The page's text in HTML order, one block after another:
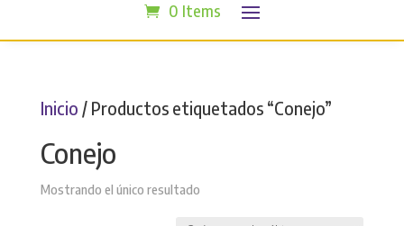
0 Items
Inicio / Productos etiquetados “Conejo”
Conejo
Mostrando el único resultado